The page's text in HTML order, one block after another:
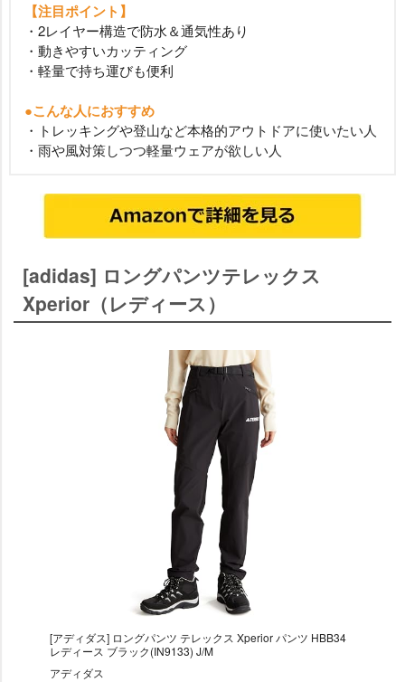
【注目ポイント】
・2レイヤー構造で防水＆通気性あり
・動きやすいカッティング
・軽量で持ち運びも便利
●こんな人におすすめ
・トレッキングや登山など本格的アウトドアに使いたい人
・雨や風対策しつつ軽量ウェアが欲しい人
[adidas] ロングパンツテレックス
Xperior（レディース）
[アディダス] ロングパンツ テレックス Xperior パンツ HBB34
レディース ブラック(IN9133) J/M
アディダス